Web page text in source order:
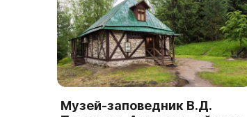
Музей-заповедник В.Д.